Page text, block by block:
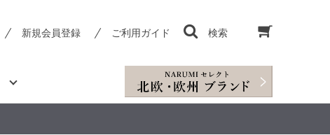
新規会員登録 ご利用ガイド 検索